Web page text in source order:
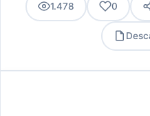
1.478 0